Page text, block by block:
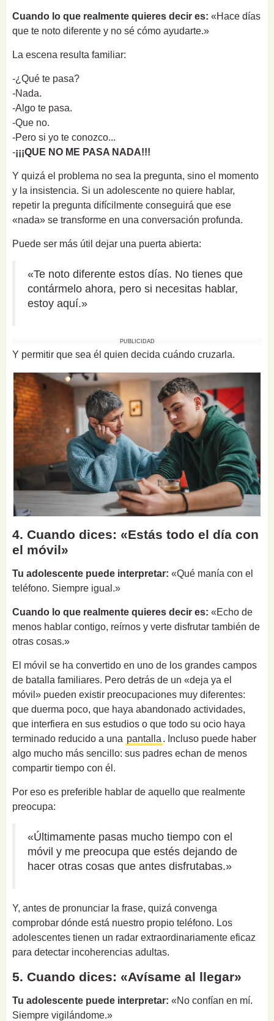
Cuando lo que realmente quieres decir es: «Hace días
que te noto diferente y no sé cómo ayudarte.»
La escena resulta familiar:
-¿Qué te pasa?
-Nada.
-Algo te pasa.
-Que no.
-Pero si yo te conozco...
-¡¡¡QUE NO ME PASA NADA!!!
Y quizá el problema no sea la pregunta, sino el momento
y la insistencia. Si un adolescente no quiere hablar,
repetir la pregunta difícilmente conseguirá que ese
«nada» se transforme en una conversación profunda.
Puede ser más útil dejar una puerta abierta:
«Te noto diferente estos días. No tienes que
contármelo ahora, pero si necesitas hablar,
estoy aquí.»
PUBLICIDAD
Y permitir que sea él quien decida cuándo cruzarla.
4. Cuando dices: «Estás todo el día con
el móvil»
Tu adolescente puede interpretar: «Qué manía con el
teléfono. Siempre igual.»
Cuando lo que realmente quieres decir es: «Echo de
menos hablar contigo, reírnos y verte disfrutar también de
otras cosas.»
El móvil se ha convertido en uno de los grandes campos
de batalla familiares. Pero detrás de un «deja ya el
móvil» pueden existir preocupaciones muy diferentes:
que duerma poco, que haya abandonado actividades,
que interfiera en sus estudios o que todo su ocio haya
terminado reducido a una pantalla . Incluso puede haber
algo mucho más sencillo: sus padres echan de menos
compartir tiempo con él.
Por eso es preferible hablar de aquello que realmente
preocupa:
«Últimamente pasas mucho tiempo con el
móvil y me preocupa que estés dejando de
hacer otras cosas que antes disfrutabas.»
Y, antes de pronunciar la frase, quizá convenga
comprobar dónde está nuestro propio teléfono. Los
adolescentes tienen un radar extraordinariamente eficaz
para detectar incoherencias adultas.
5. Cuando dices: «Avísame al llegar»
Tu adolescente puede interpretar: «No confían en mí.
Siempre vigilándome.»